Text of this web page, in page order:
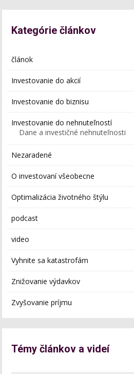
Kategórie článkov
článok
Investovanie do akcií
Investovanie do biznisu
Investovanie do nehnuteľností
Dane a investičné nehnuteľnosti
Nezaradené
O investovaní všeobecne
Optimalizácia životného štýlu
podcast
video
Vyhnite sa katastrofám
Znižovanie výdavkov
Zvyšovanie príjmu
Témy článkov a videí